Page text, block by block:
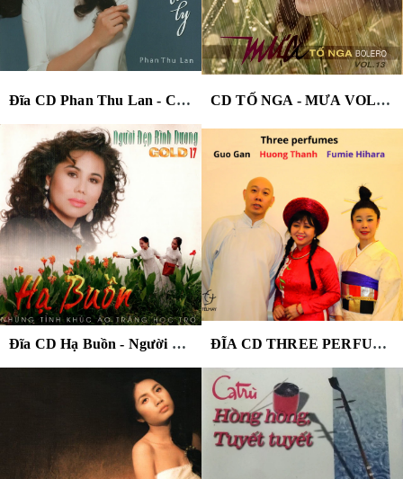
Đĩa CD Phan Thu Lan - Cánh Hoa Lưu Ly CD TỐ NGA - MƯA VOL.13
Đĩa CD Hạ Buồn - Người đẹp Bình Dương - Gold 17 ĐĨA CD THREE PERFUMES - GUO GAN, HUONG THANH, FUMIE HIHARA